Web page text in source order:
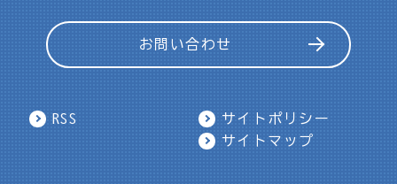
お問い合わせ
RSS
サイトポリシー
サイトマップ